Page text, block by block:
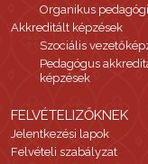
Organikus
Akkreditált képzések
Szociális
Pedagógus
képzések
FELVÉTELIZŐKNEK
Jelentkezési lapok
Felvételi szabályzat